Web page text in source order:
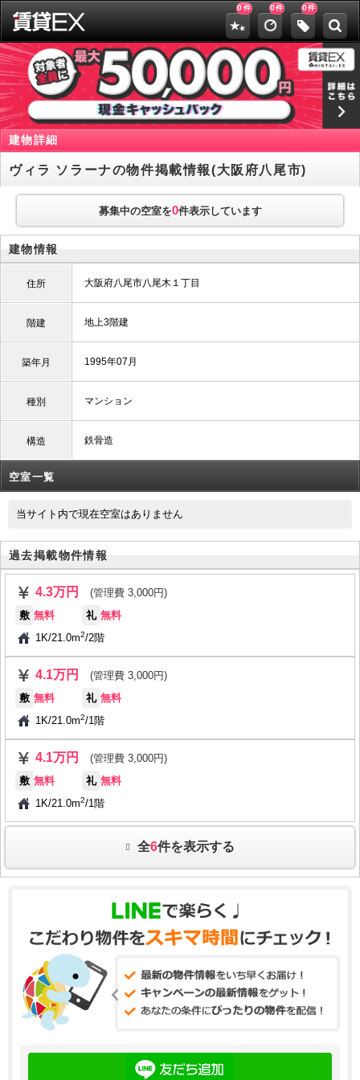
0 件 0件 0件
建物詳細
ヴィラ ソラーナの物件掲載情報(大阪府八尾市)
募集中の空室を0件表示しています
建物情報
住所 大阪府八尾市八尾木１丁目
階建 地上3階建
築年月 1995年07月
種別 マンション
構造 鉄骨造
空室一覧
当サイト内で現在空室はありません
過去掲載物件情報
4.3万円
(管理費 3,000円)
敷 無料 礼 無料
1K/21.0m2/2階
4.1万円
(管理費 3,000円)
敷 無料 礼 無料
1K/21.0m2/1階
4.1万円
(管理費 3,000円)
敷 無料 礼 無料
1K/21.0m2/1階
全6件を表示する